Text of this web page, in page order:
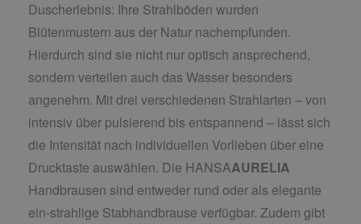
Duscherlebnis: Ihre Strahlböden wurden
Blütenmustern aus der Natur nachempfunden.
Hierdurch sind sie nicht nur optisch ansprechend,
sondern verteilen auch das Wasser besonders
angenehm. Mit drei verschiedenen Strahlarten – von
intensiv über pulsierend bis entspannend – lässt sich
die Intensität nach individuellen Vorlieben über eine
Drucktaste auswählen. Die HANSAAURELIA
Handbrausen sind entweder rund oder als elegante
ein-strahlige Stabhandbrause verfügbar. Zudem gibt